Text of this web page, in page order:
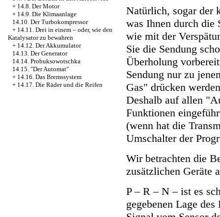
+ 14.8. Der Motor
+ 14.9. Die Klimaanlage
14.10. Der Turbokompressor
+ 14.11. Drei in einem – oder, wie den
Katalysator zu bewahren
+ 14.12. Der Akkumulator
14.13. Der Generator
14.14. Probuksowotschka
14.15. "Der Automat"
+ 14.16. Das Bremssystem
+ 14.17. Die Räder und die Reifen
Natürlich, sogar der
was Ihnen durch die
wie mit der
Sie die Sendung
Überholung
Sendung nur zu
Gas" drücken
Deshalb auf allen
Funktionen
(wenn hat die
Umschalter der
Wir betrachten die
zusätzlichen Geräte
P – R – N – ist es
gegebenen Lage